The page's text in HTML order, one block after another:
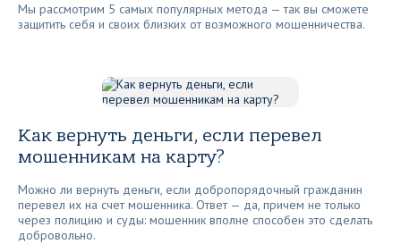
Мы рассмотрим 5 самых популярных метода — так вы сможете
защитить себя и своих близких от возможного мошенничества.
Как вернуть деньги, если перевел
мошенникам на карту?
Можно ли вернуть деньги, если добропорядочный гражданин
перевел их на счет мошенника. Ответ — да, причем не только
через полицию и суды: мошенник вполне способен это сделать
добровольно.